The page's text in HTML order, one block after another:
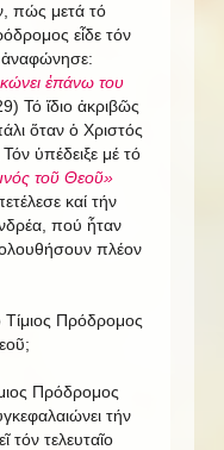
πώς μετά τό
εἶδε τόν
ἀναφώνησε:
ἐπάνω του
Τό ἴδιο ἀκριβῶς
ὅταν ὁ Χριστός
ὑπέδειξε μέ τό
τοῦ Θεοῦ»
καί τήν
πού ἦταν
πλέον
Τίμιος Πρόδρομος
Πρόδρομος
τήν
τόν τελευταῖο